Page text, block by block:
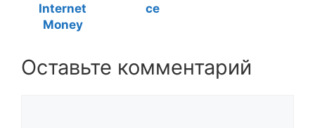
Internet
Money
ce
Оставьте комментарий